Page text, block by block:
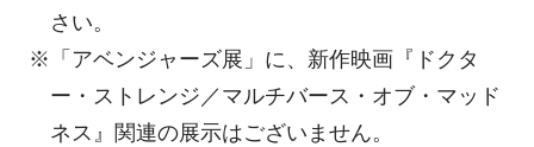
さい。
※「アベンジャーズ展」に、新作映画『ドクタ
ー・ストレンジ／マルチバース・オブ・マッド
ネス』関連の展示はございません。